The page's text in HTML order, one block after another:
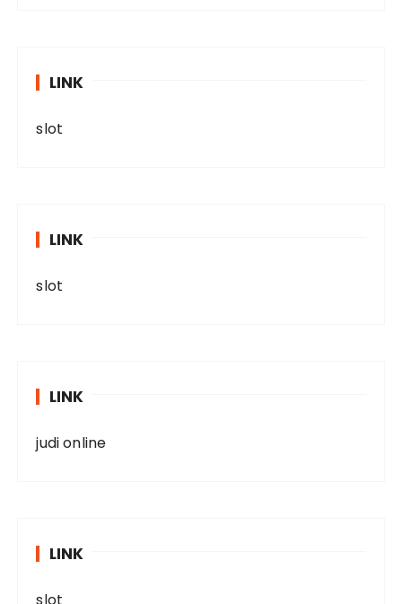
LINK
slot
LINK
slot
LINK
judi online
LINK